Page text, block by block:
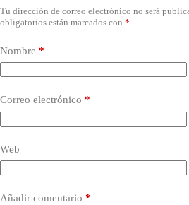
Tu dirección de correo electrónico no será
obligatorios están marcados con *
Nombre *
Correo electrónico *
Web
Añadir comentario *